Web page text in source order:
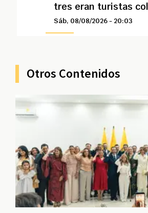
tres eran turistas
Sáb, 08/08/2026 - 20:03
Otros Contenidos